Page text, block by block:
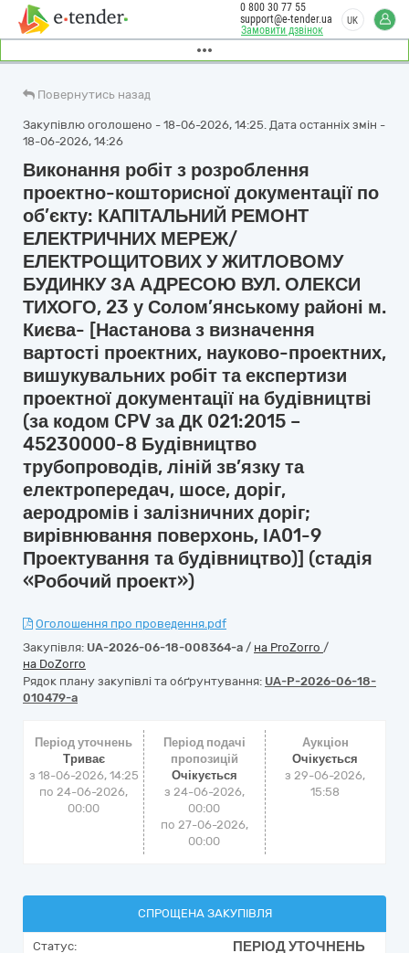
Замовити дзвінок
0 800 30 77 55
support@e-tender.ua
UK
Повернутись назад
Закупівлю оголошено - 18-06-2026, 14:25. Дата останніх змін -
18-06-2026, 14:26
Виконання робіт з розроблення
проектно-кошторисної документації по
об’єкту: КАПІТАЛЬНИЙ РЕМОНТ
ЕЛЕКТРИЧНИХ МЕРЕЖ/
ЕЛЕКТРОЩИТОВИХ У ЖИТЛОВОМУ
БУДИНКУ ЗА АДРЕСОЮ ВУЛ. ОЛЕКСИ
ТИХОГО, 23 у Солом’янському районі м.
Києва- [Настанова з визначення
вартості проектних, науково-проектних,
вишукувальних робіт та експертизи
проектної документації на будівництві
(за кодом CPV за ДК 021:2015 –
45230000-8 Будівництво
трубопроводів, ліній зв’язку та
електропередач, шосе, доріг,
аеродромів і залізничних доріг;
вирівнювання поверхонь, ІА01-9
Проектування та будівництво)] (стадія
«Робочий проект»)
Оголошення про проведення.pdf
Закупівля: UA-2026-06-18-008364-a / на ProZorro /
на DoZorro
Рядок плану закупівлі та обґрунтування: UA-P-2026-06-18-
010479-a
Період уточнень
Триває
з 18-06-2026, 14:25
по 24-06-2026,
00:00
Період подачі
пропозицій
Очікується
з 24-06-2026,
00:00
по 27-06-2026,
00:00
Аукціон
Очікується
з29-06-2026,
15:58
СПРОЩЕНА ЗАКУПІВЛЯ
Статус: ПЕРІОД УТОЧНЕНЬ